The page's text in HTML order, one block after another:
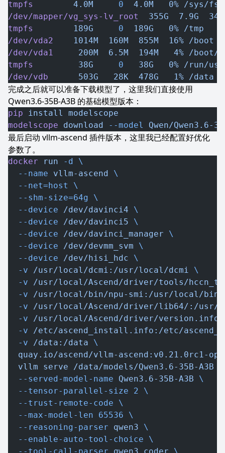
tmpfs
        4.0M
     0
  4.0M
   0%
/sys/fs/
/dev/mapper/vg_sys-lv_root
  355G
  7.9G
tmpfs
        189G
     0
  189G
   0%
/tmp
/dev/vda2
    1014M
  160M
  855M
  16%
/boot
/dev/vda1
     200M
  6.5M
  194M
   4%
/boot/
tmpfs
         38G
     0
   38G
   0%
/run/
/dev/vdb
      503G
   28K
  478G
   1%
/data
完成之后就可以准备下载模型了，这里我们直接使用
Qwen3.6-35B-A3B 的基础模型版本：
pip install
modelscope
modelscope download --model Qwen/Qwen3.6-
最后启动 vllm-ascend 插件版本，这里我已经配置好优化
参数了。
docker run -d \
  --name
vllm-ascend \
  --net=host
\
  --shm-size=64g
\
  --device
/dev/davinci4 \
  --device
/dev/davinci5 \
  --device
/dev/davinci_manager \
  --device
/dev/devmm_svm \
  --device
/dev/hisi_hdc \
  -v
/usr/local/dcmi:/usr/local/dcmi \
  -v
/usr/local/Ascend/driver/tools/
  -v
/usr/local/bin/npu-smi:/usr/local/bin/
  -v
/usr/local/Ascend/driver/lib64/:/usr/
  -v
/usr/local/Ascend/driver/
  -v
/etc/ascend_install.info:/etc/
  -v
/data:/data \
quay.io/ascend/vllm-ascend:v0.21.0rc1-
  vllm
serve /data/models/Qwen3.6-35B-A3B
  --served-model-name
Qwen3.6-35B-A3B \
  --tensor-parallel-size
2 \
  --trust-remote-code
\
  --max-model-len
65536 \
  --reasoning-parser
qwen3 \
  --enable-auto-tool-choice
\